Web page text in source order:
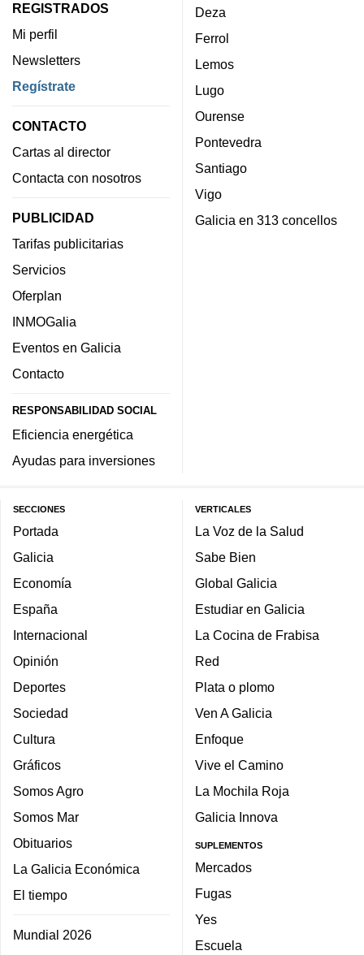
REGISTRADOS
Mi perfil
Newsletters
Regístrate
CONTACTO
Cartas al director
Contacta con nosotros
PUBLICIDAD
Tarifas publicitarias
Servicios
Oferplan
INMOGalia
Eventos en Galicia
Contacto
RESPONSABILIDAD SOCIAL
Eficiencia energética
Ayudas para inversiones
Deza
Ferrol
Lemos
Lugo
Ourense
Pontevedra
Santiago
Vigo
Galicia en 313 concellos
SECCIONES
Portada
Galicia
Economía
España
Internacional
Opinión
Deportes
Sociedad
Cultura
Gráficos
Somos Agro
Somos Mar
Obituarios
La Galicia Económica
El tiempo
Mundial 2026
VERTICALES
La Voz de la Salud
Sabe Bien
Global Galicia
Estudiar en Galicia
La Cocina de Frabisa
Red
Plata o plomo
Ven A Galicia
Enfoque
Vive el Camino
La Mochila Roja
Galicia Innova
SUPLEMENTOS
Mercados
Fugas
Yes
Escuela